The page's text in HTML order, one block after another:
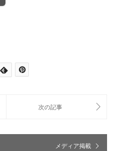
メディア掲載